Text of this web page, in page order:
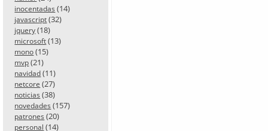
inocentadas (14)
javascript (32)
jquery (18)
microsoft (13)
mono (15)
mvp (21)
navidad (11)
netcore (27)
noticias (38)
novedades (157)
patrones (20)
personal (14)